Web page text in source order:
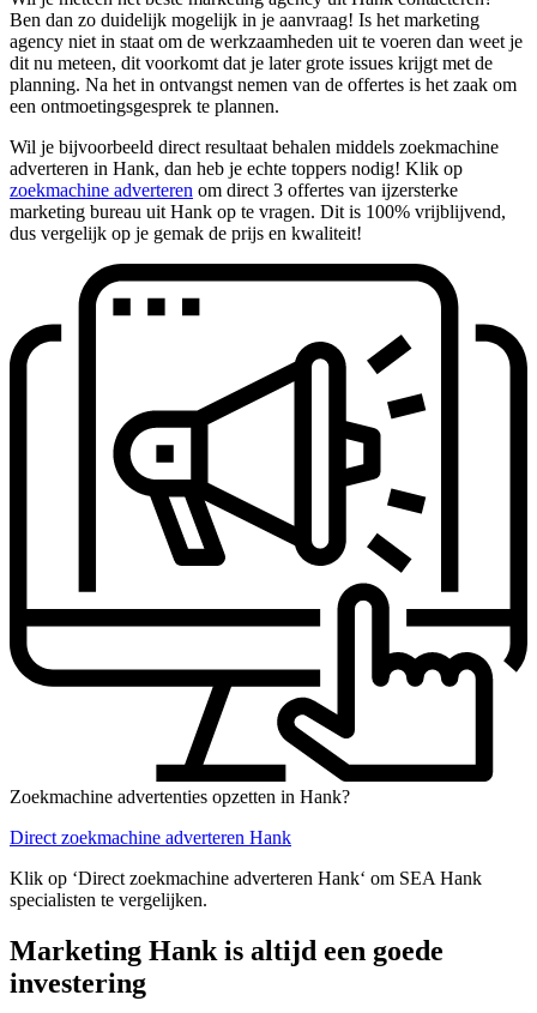
Ben dan zo duidelijk mogelijk in je aanvraag! Is het marketing
agency niet in staat om de werkzaamheden uit te voeren dan weet je
dit nu meteen, dit voorkomt dat je later grote issues krijgt met de
planning. Na het in ontvangst nemen van de offertes is het zaak om
een ontmoetingsgesprek te plannen.
Wil je bijvoorbeeld direct resultaat behalen middels zoekmachine
adverteren in Hank, dan heb je echte toppers nodig! Klik op
zoekmachine adverteren om direct 3 offertes van ijzersterke
marketing bureau uit Hank op te vragen. Dit is 100% vrijblijvend,
dus vergelijk op je gemak de prijs en kwaliteit!
Zoekmachine advertenties opzetten in Hank?
Direct zoekmachine adverteren Hank
Klik op ‘Direct zoekmachine adverteren Hank‘ om SEA Hank
specialisten te vergelijken.
Marketing Hank is altijd een goede
investering